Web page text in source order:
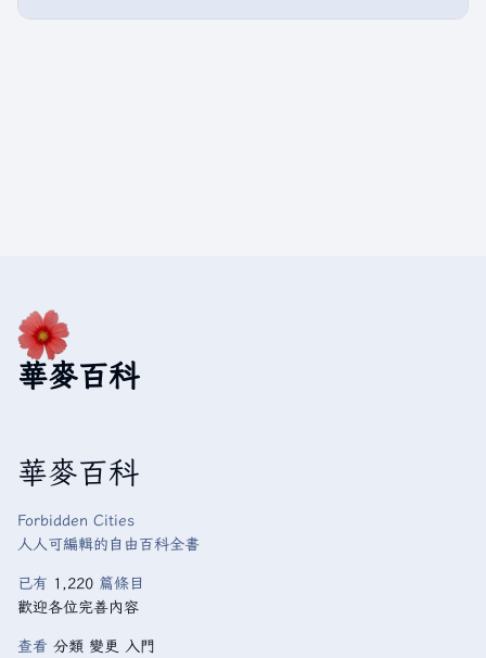
華麥百科
華麥百科
Forbidden Cities
人人可編輯的自由百科全書
已有 1,220 篇條目
歡迎各位完善內容
查看 分類 變更 入門